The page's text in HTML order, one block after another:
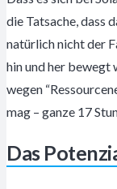
die Tatsache, dass
natürlich nicht der
hin und her bewegt
wegen
mag – ganze 17
Das